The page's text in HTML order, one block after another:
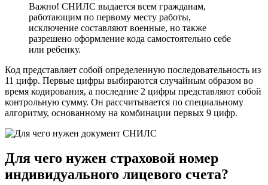
Важно! СНИЛС выдается всем гражданам,
работающим по первому месту работы,
исключение составляют военные, но также
разрешено оформление кода самостоятельно себе
или ребенку.
Код представляет собой определенную последовательность из
11 цифр. Первые цифры выбираются случайным образом во
время кодирования, а последние 2 цифры представляют собой
контрольную сумму. Он рассчитывается по специальному
алгоритму, основанному на комбинации первых 9 цифр.
Для чего нужен страховой номер
индивидуального лицевого счета?